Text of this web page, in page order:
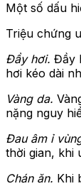
Một số dấu
Triệu chứng
Đầy hơi. Đầy
hơi kéo dài
Vàng da.
nặng nguy
Đau âm ỉ
thời gian, khi
Chán ăn. Khi